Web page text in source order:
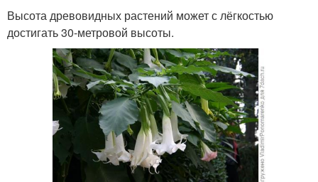
Высота древовидных растений может с лёгкостью
достигать 30-метровой высоты.